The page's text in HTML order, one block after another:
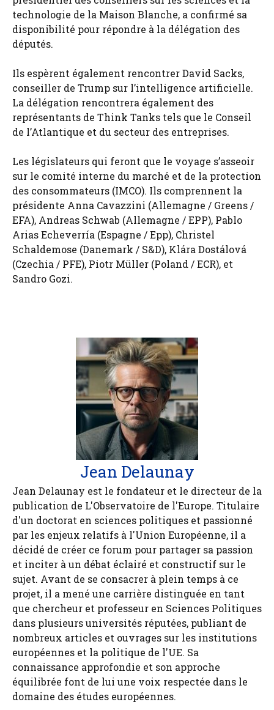
technologie de la Maison Blanche, a confirmé sa
disponibilité pour répondre à la délégation des
députés.
Ils espèrent également rencontrer David Sacks,
conseiller de Trump sur l’intelligence artificielle.
La délégation rencontrera également des
représentants de Think Tanks tels que le Conseil
de l’Atlantique et du secteur des entreprises.
Les législateurs qui feront que le voyage s’asseoir
sur le comité interne du marché et de la protection
des consommateurs (IMCO). Ils comprennent la
présidente Anna Cavazzini (Allemagne / Greens /
EFA), Andreas Schwab (Allemagne / EPP), Pablo
Arias Echeverría (Espagne / Epp), Christel
Schaldemose (Danemark / S&D), Klára Dostálová
(Czechia / PFE), Piotr Müller (Poland / ECR), et
Sandro Gozi.
Jean Delaunay
Jean Delaunay est le fondateur et le directeur de la
publication de L'Observatoire de l'Europe. Titulaire
d'un doctorat en sciences politiques et passionné
par les enjeux relatifs à l'Union Européenne, il a
décidé de créer ce forum pour partager sa passion
et inciter à un débat éclairé et constructif sur le
sujet. Avant de se consacrer à plein temps à ce
projet, il a mené une carrière distinguée en tant
que chercheur et professeur en Sciences Politiques
dans plusieurs universités réputées, publiant de
nombreux articles et ouvrages sur les institutions
européennes et la politique de l'UE. Sa
connaissance approfondie et son approche
équilibrée font de lui une voix respectée dans le
domaine des études européennes.